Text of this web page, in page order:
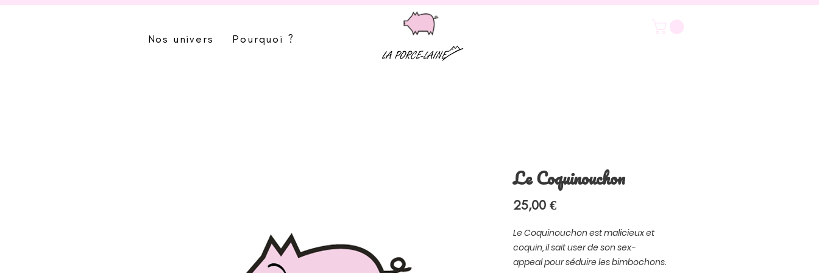
Nos univers Pourquoi ?
Le Coquinouchon
25,00 €Prix
Le Coquinouchon est malicieux et
coquin, il sait user de son sex-
appeal pour séduire les bimbochons.